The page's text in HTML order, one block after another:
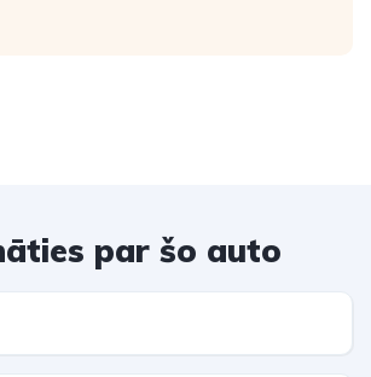
par šo auto